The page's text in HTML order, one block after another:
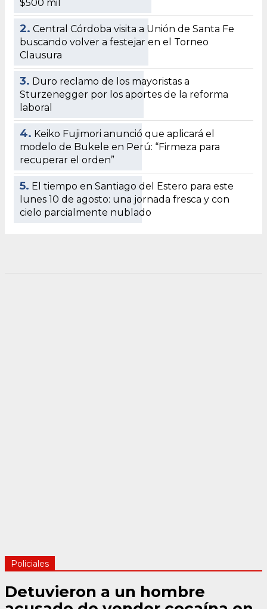
$500 mil
2. Central Córdoba visita a Unión de Santa Fe
buscando volver a festejar en el Torneo
Clausura
3. Duro reclamo de los mayoristas a
Sturzenegger por los aportes de la reforma
laboral
4. Keiko Fujimori anunció que aplicará el
modelo de Bukele en Perú: “Firmeza para
recuperar el orden”
5. El tiempo en Santiago del Estero para este
lunes 10 de agosto: una jornada fresca y con
cielo parcialmente nublado